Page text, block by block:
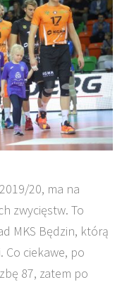
20, ma na
zwycięstw. To
MKS Będzin, którą
ciekawe, po
87, zatem po